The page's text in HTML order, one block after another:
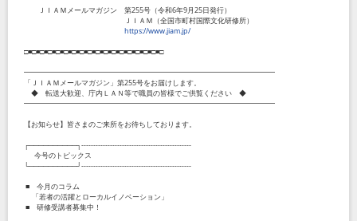
ＪＩＡＭメールマガジン 第255号（令和6年9月25日発行）
ＪＩＡＭ（全国市町村国際文化研修所）
https://www.jiam.jp/
□■□■□■□■□■□■□■□■□■□■□■□■□■□■□■□■□■□
━━━━━━━━━━━━━━━━━━━━━━━━━━━━━━━━━━━
「ＪＩＡＭメールマガジン」第255号をお届けします。
◆ 転送大歓迎、庁内ＬＡＮ等で職員の皆様でご供覧ください ◆
━━━━━━━━━━━━━━━━━━━━━━━━━━━━━━━━━━━
【お知らせ】皆さまのご来所をお待ちしております。
┌──────────┐----------------------------------------------
今号のトピックス
└──────────┘----------------------------------------------
■ 今月のコラム
「若者の活躍とローカルイノベーション」
■ 研修受講者募集中！